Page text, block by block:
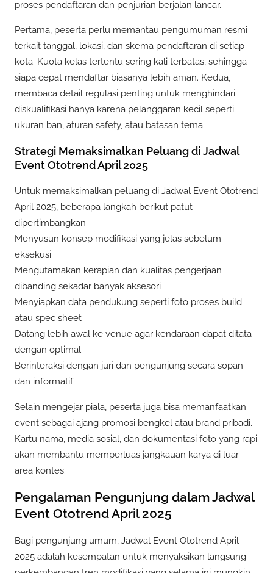
proses pendaftaran dan penjurian berjalan lancar.
Pertama, peserta perlu memantau pengumuman resmi
terkait tanggal, lokasi, dan skema pendaftaran di setiap
kota. Kuota kelas tertentu sering kali terbatas, sehingga
siapa cepat mendaftar biasanya lebih aman. Kedua,
membaca detail regulasi penting untuk menghindari
diskualifikasi hanya karena pelanggaran kecil seperti
ukuran ban, aturan safety, atau batasan tema.
Strategi Memaksimalkan Peluang di Jadwal
Event Ototrend April 2025
Untuk memaksimalkan peluang di Jadwal Event Ototrend
April 2025, beberapa langkah berikut patut
dipertimbangkan
Menyusun konsep modifikasi yang jelas sebelum
eksekusi
Mengutamakan kerapian dan kualitas pengerjaan
dibanding sekadar banyak aksesori
Menyiapkan data pendukung seperti foto proses build
atau spec sheet
Datang lebih awal ke venue agar kendaraan dapat ditata
dengan optimal
Berinteraksi dengan juri dan pengunjung secara sopan
dan informatif
Selain mengejar piala, peserta juga bisa memanfaatkan
event sebagai ajang promosi bengkel atau brand pribadi.
Kartu nama, media sosial, dan dokumentasi foto yang rapi
akan membantu memperluas jangkauan karya di luar
area kontes.
Pengalaman Pengunjung dalam Jadwal
Event Ototrend April 2025
Bagi pengunjung umum, Jadwal Event Ototrend April
2025 adalah kesempatan untuk menyaksikan langsung